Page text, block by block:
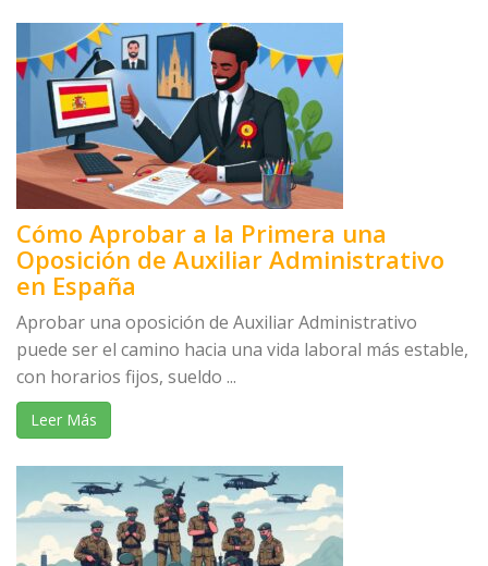
Cómo Aprobar a la Primera una
Oposición de Auxiliar Administrativo
en España
Aprobar una oposición de Auxiliar Administrativo
puede ser el camino hacia una vida laboral más estable,
con horarios fijos, sueldo ...
Leer Más